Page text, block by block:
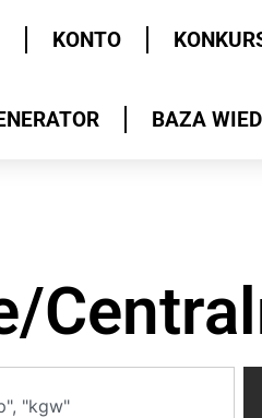
KONTO
BAZA